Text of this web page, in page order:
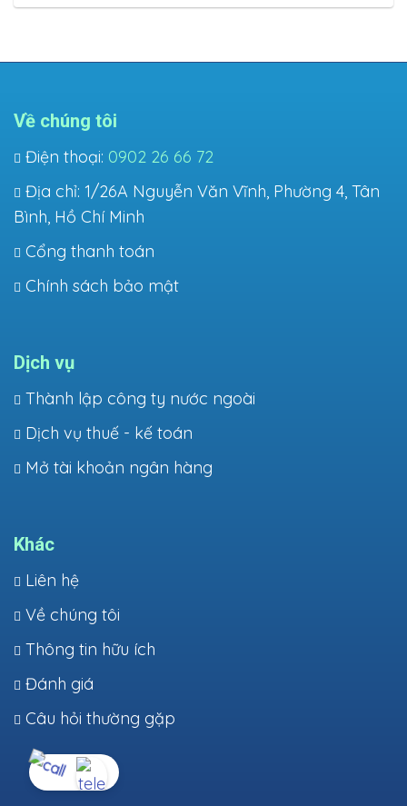
Về chúng tôi
Điện thoại: 0902 26 66 72
Địa chỉ: 1/26A Nguyễn Văn Vĩnh, Phường 4, Tân
Bình, Hồ Chí Minh
Cổng thanh toán
Chính sách bảo mật
Dịch vụ
Thành lập công ty nước ngoài
Dịch vụ thuế - kế toán
Mở tài khoản ngân hàng
Khác
Liên hệ
Về chúng tôi
Thông tin hữu ích
Đánh giá
Câu hỏi thường gặp